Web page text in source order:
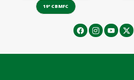
19º CBMFC